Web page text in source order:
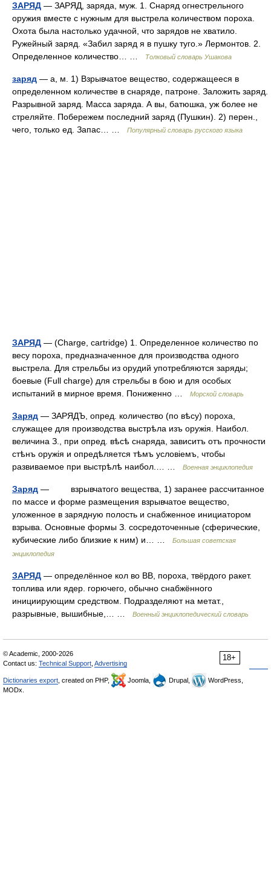
ЗАРЯД — ЗАРЯД, заряда, муж. 1. Снаряд огнестрельного
оружия вместе с нужным для выстрела количеством пороха.
Охота была настолько удачной, что зарядов не хватило.
Ружейный заряд. «Забил заряд я в пушку туго.» Лермонтов. 2.
Определенное количество… …
Толковый словарь Ушакова
заряд — а, м. 1) Взрывчатое вещество, содержащееся в
определенном количестве в снаряде, патроне. Заложить заряд.
Разрывной заряд. Масса заряда. А вы, батюшка, уж более не
стреляйте. Побережем последний заряд (Пушкин). 2) перен.,
чего, только ед. Запас… …
Популярный словарь русского языка
ЗАРЯД — (Charge, cartridge) 1. Определенное количество по
весу пороха, предназначенное для производства одного
выстрела. Для стрельбы из орудий употребляются заряды;
боевые (Full charge) для стрельбы в бою и для особых
испытаний в мирное время. Пониженно …
Морской словарь
Заряд — ЗАРЯДЪ, опред. количество (по вѣсу) пороха,
служащее для производства выстрѣла изъ оружія. Наибол.
величина З., при опред. вѣсѣ снаряда, зависитъ отъ прочности
стѣнъ оружія и опредѣляется тѣмъ условіемъ, чтобы
развиваемое при выстрѣлѣ наибол.… …
Военная энциклопедия
Заряд — взрывчатого вещества, 1) заранее рассчитанное
по массе и форме размещения взрывчатое вещество,
уложенное в зарядную полость и снабженное инициатором
взрыва. Основные формы З. сосредоточенные (сферические,
кубические либо близкие к ним) и… …
Большая советская
энциклопедия
ЗАРЯД — определённое кол во ВВ, пороха, твёрдого ракет.
топлива или ядер. горючего, обычно снабжённого
инициирующим средством. Подразделяют на метат.,
разрывные, вышибные,… …
Военный энциклопедический словарь
18+
© Academic, 2000-2026
Contact us: Technical Support Advertising
Dictionaries export , created on PHP, Joomla, Drupal,
WordPress,
MODx.